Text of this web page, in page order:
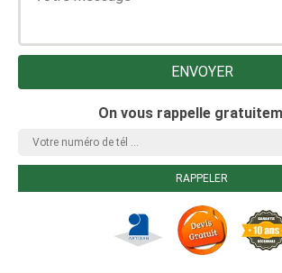
On vous rappelle